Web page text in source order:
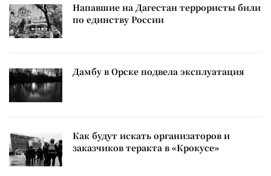
Напавшие на Дагестан террористы били
по единству России
Дамбу в Орске подвела эксплуатация
Как будут искать организаторов и
заказчиков теракта в «Крокусе»